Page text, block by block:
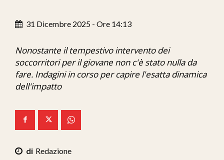
Ita-Mondo
C7 Play
Mix Zone
31 Dicembre 2025 - Ore 14:13
Nonostante il tempestivo intervento dei
soccorritori per il giovane non c'è stato nulla da
fare. Indagini in corso per capire l'esatta dinamica
dell'impatto
Redazione